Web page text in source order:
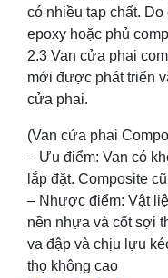
có nhiều tạp chất.
epoxy hoặc phủ
2.3 Van cửa phai
mới được phát triển
cửa phai.
(Van cửa phai
– Ưu điểm: Van có
lắp đặt. Composite
– Nhược điểm: Vật
nền nhựa và cốt sợi
va đập và chịu lựu
thọ không cao